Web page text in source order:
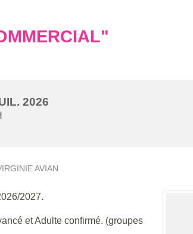
2026
AVIAN
2027.
et Adulte confirmé. (groupes